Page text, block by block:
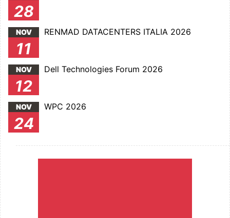
28
NOV
11
RENMAD DATACENTERS ITALIA 2026
NOV
12
Dell Technologies Forum 2026
NOV
24
WPC 2026